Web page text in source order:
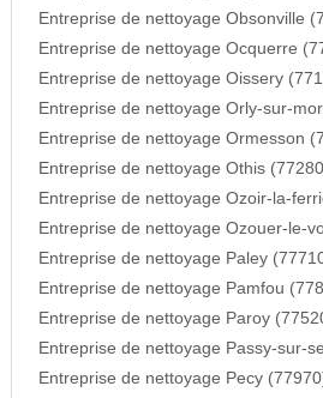
Entreprise de nettoyage Obsonville
Entreprise de nettoyage Ocquerre
Entreprise de nettoyage Oissery
Entreprise de nettoyage Orly-sur-
Entreprise de nettoyage Ormesson
Entreprise de nettoyage Othis
Entreprise de nettoyage Ozoir-la-
Entreprise de nettoyage Ozouer-le-
Entreprise de nettoyage Paley
Entreprise de nettoyage Pamfou
Entreprise de nettoyage Paroy
Entreprise de nettoyage Passy-sur-
Entreprise de nettoyage Pecy